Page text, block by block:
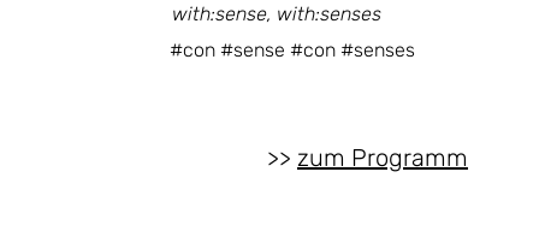
>> zum Programm
#con #sense #con #senses
with:sense, with:senses